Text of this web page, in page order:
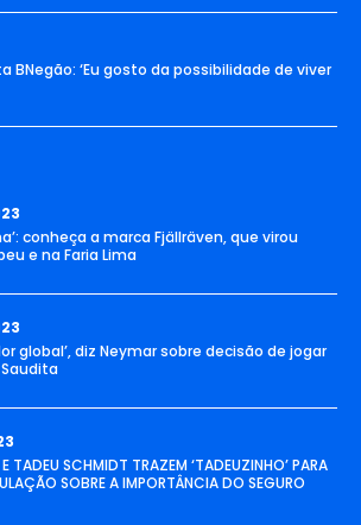
BNegão: ‘Eu gosto da possibilidade de viver
conheça a marca Fjällräven, que virou
e na Faria Lima
global’, diz Neymar sobre decisão de jogar
Saudita
TADEU SCHMIDT TRAZEM ‘TADEUZINHO’ PARA
SOBRE A IMPORTÂNCIA DO SEGURO